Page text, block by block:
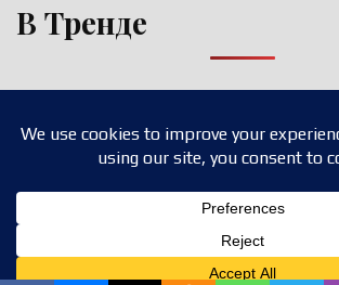
В Тренде
Design by ThemesDNA.com